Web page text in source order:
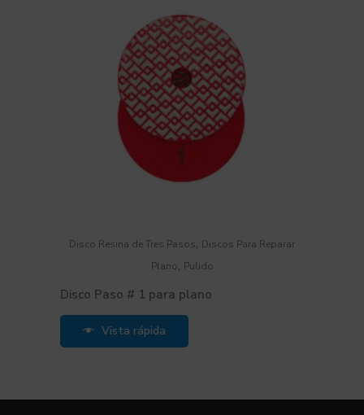
Disco Resina de Tres Pasos, Discos Para Reparar
Plano, Pulido
Disco Paso # 1 para plano
Vista rápida